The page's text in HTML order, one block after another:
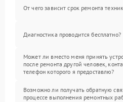
От чего зависит срок ремонта
Диагностика проводится бесплатно?
Может ли вместо меня принять
после ремонта другой человек,
телефон которого я предоставлю?
Возможно ли получать обратную
процессе выполнения ремонтных